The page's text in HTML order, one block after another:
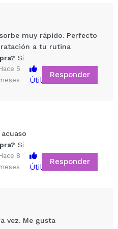
Imagínatelo...
compra? Si No
muy rápido. Perfecto
a tu rutina
Si
5
Útil
Responder
Si
8
Útil
Responder
vez. Me gusta